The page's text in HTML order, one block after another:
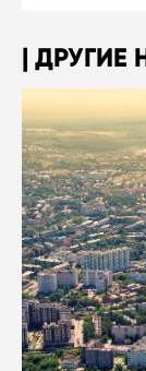
ДРУГИЕ